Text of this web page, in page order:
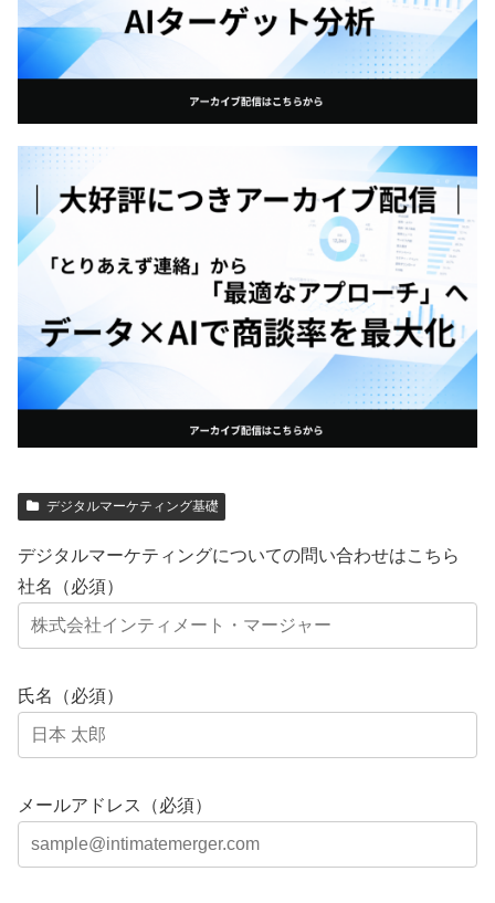
デジタルマーケティング基礎
デジタルマーケティングについての問い合わせはこちら
社名（必須）
氏名（必須）
メールアドレス（必須）